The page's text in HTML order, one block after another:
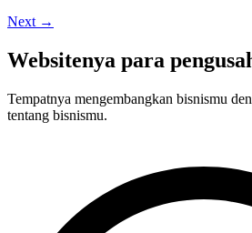
Next →
Websitenya para
Tempatnya mengembangkan bisnismu
tentang bisnismu.